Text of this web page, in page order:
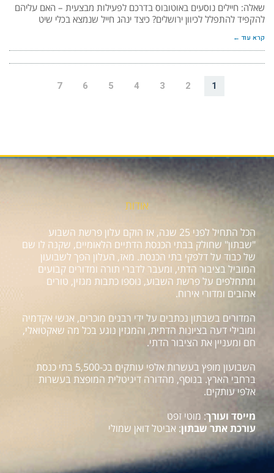
שאלה: חיילים נוסעים באוטובוס בדרכם לפעילות מבצעית – האם עליהם
להקפיד להתפלל לכיוון ירושלים? כיצד ינהג חייל שנמצא בכלי שיט
קרא עוד ←
1
2
3
4
5
6
7
אודות
הכל התחיל לפני 25 שנה, אז הוקם עלון פרשת השבוע
"שבתון" שחולק בבתי הכנסת הדתיים הלאומיים, שקנה לו שם
של כבוד על דלפקי בתי הכנסת. מאז, העלון הפך לשבועון
המוביל בציבור הדתי, ומעבר לדברי תורה ומדורים קבועים
ומתחלפים על פרשת השבוע, נוספו כתבות מגזין, טורים
אהובים ומדורי אירוח.
המדורים בשבתון נכתבים על ידי רבנים מוכרים, אנשי אקדמיה
ומובילי דעה בציונות הדתית, והמגזין נוגע בכל מה שאקטואלי,
חם ומעניין את הציבור הדתי.
השבועון מופץ בעשרות אלפי עותקים בכ-5,500 בתי כנסת
ברחבי הארץ. בנוסף, מהדורה דיגיטלית המופצת בעשרות
אלפי עותקים.
מייסד ועורך: מוטי זפט
עורכת אתר שבתון: אביטל דואן שמולי